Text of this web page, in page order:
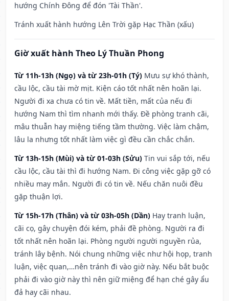
hướng Chính Đông để đón 'Tài Thần'.
Tránh xuất hành hướng Lên Trời gặp Hạc Thần (xấu)
Giờ xuất hành Theo Lý Thuần Phong
Từ 11h-13h (Ngọ) và từ 23h-01h (Tý) Mưu sự khó thành,
cầu lộc, cầu tài mờ mịt. Kiện cáo tốt nhất nên hoãn lại.
Người đi xa chưa có tin về. Mất tiền, mất của nếu đi
hướng Nam thì tìm nhanh mới thấy. Đề phòng tranh cãi,
mâu thuẫn hay miệng tiếng tầm thường. Việc làm chậm,
lâu la nhưng tốt nhất làm việc gì đều cần chắc chắn.
Từ 13h-15h (Mùi) và từ 01-03h (Sửu) Tin vui sắp tới, nếu
cầu lộc, cầu tài thì đi hướng Nam. Đi công việc gặp gỡ có
nhiều may mắn. Người đi có tin về. Nếu chăn nuôi đều
gặp thuận lợi.
Từ 15h-17h (Thân) và từ 03h-05h (Dần) Hay tranh luận,
cãi cọ, gây chuyện đói kém, phải đề phòng. Người ra đi
tốt nhất nên hoãn lại. Phòng người người nguyền rủa,
tránh lây bệnh. Nói chung những việc như hội họp, tranh
luận, việc quan,…nên tránh đi vào giờ này. Nếu bắt buộc
phải đi vào giờ này thì nên giữ miệng để hạn ché gây ẩu
đả hay cãi nhau.